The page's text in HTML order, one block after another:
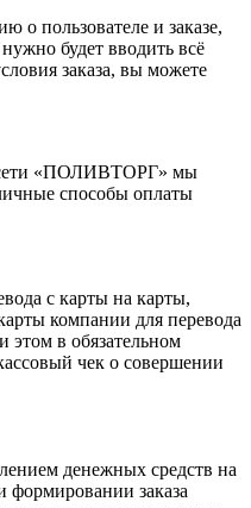
о пользователе и заказе,
будет вводить всё
заказа, вы можете
сети «ПОЛИВТОРГ» мы
способы оплаты
с карты на карты,
компании для перевода
этом в обязательном
чек о совершении
денежных средств на
формировании заказа